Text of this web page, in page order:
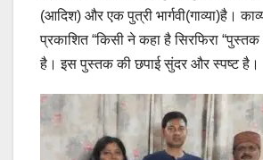
(आदिश) और एक पुत्री भार्गवी(गाव्या)है।
प्रकाशित “किसी ने कहा है सिरफिरा
है। इस पुस्तक की छपाई सुंदर और स्पष्ट है।